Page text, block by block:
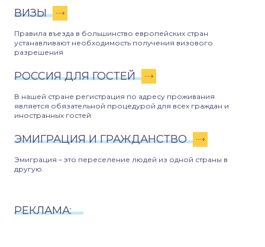
ВИЗЫ
Правила въезда в большинство европейских стран
устанавливают необходимость получения визового
разрешения
РОССИЯ ДЛЯ ГОСТЕЙ
В нашей стране регистрация по адресу проживания
является обязательной процедурой для всех граждан и
иностранных гостей
ЭМИГРАЦИЯ И ГРАЖДАНСТВО
Эмиграция – это переселение людей из одной страны в
другую.
РЕКЛАМА: